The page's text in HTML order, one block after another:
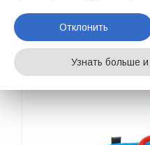
Отклонить
Узнать больше